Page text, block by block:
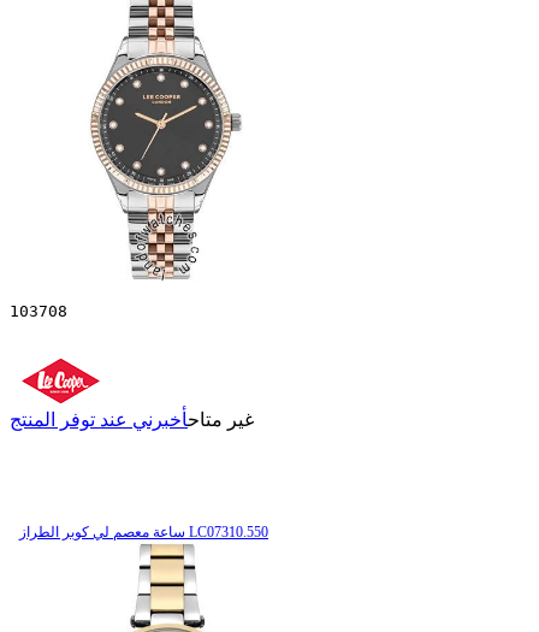
103708
غير متاحأخبرني عند توفر المنتج
ساعة معصم لي كوبر الطراز LC07310.550